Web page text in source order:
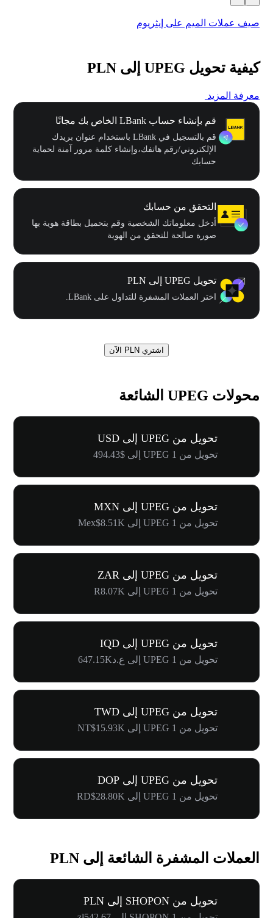
صيف عملات الميم على إيثريوم
كيفية تحويل UPEG إلى PLN
معرفة المزيد
قم بإنشاء حساب LBank الخاص بك مجانًا
قم بالتسجيل في LBank باستخدام عنوان بريدك
الإلكتروني/رقم هاتفك،وإنشاء كلمة مرور آمنة لحماية
حسابك
التحقق من حسابك
أدخل معلوماتك الشخصية وقم بتحميل بطاقة هوية بها
صورة صالحة للتحقق من الهوية
تحويل UPEG إلى PLN
اختر العملات المشفرة للتداول على LBank.
اشتري PLN الآن
محولات UPEG الشائعة
تحويل من UPEG إلى USD
تحويل من 1 UPEG إلى $494.43
تحويل من UPEG إلى MXN
تحويل من 1 UPEG إلى Mex$8.51K
تحويل من UPEG إلى ZAR
تحويل من 1 UPEG إلى R8.07K
تحويل من UPEG إلى IQD
تحويل من 1 UPEG إلى ع.د647.15K
تحويل من UPEG إلى TWD
تحويل من 1 UPEG إلى NT$15.93K
تحويل من UPEG إلى DOP
تحويل من 1 UPEG إلى RD$28.80K
العملات المشفرة الشائعة إلى PLN
تحويل من SHOPON إلى PLN